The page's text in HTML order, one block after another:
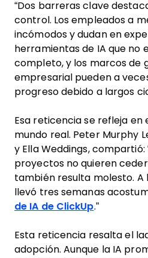
“Dos barreras clave
control. Los empleados a
incómodos y dudan en
herramientas de IA que no
completo, y los marcos de
empresarial pueden a
progreso debido a largos
Esa reticencia se refleja en
mundo real. Peter Murphy
y Ella Weddings, compartió:
proyectos no quieren
también resulta molesto. A
llevó tres semanas
de IA de ClickUp.”
Esta reticencia resalta el
adopción. Aunque la IA